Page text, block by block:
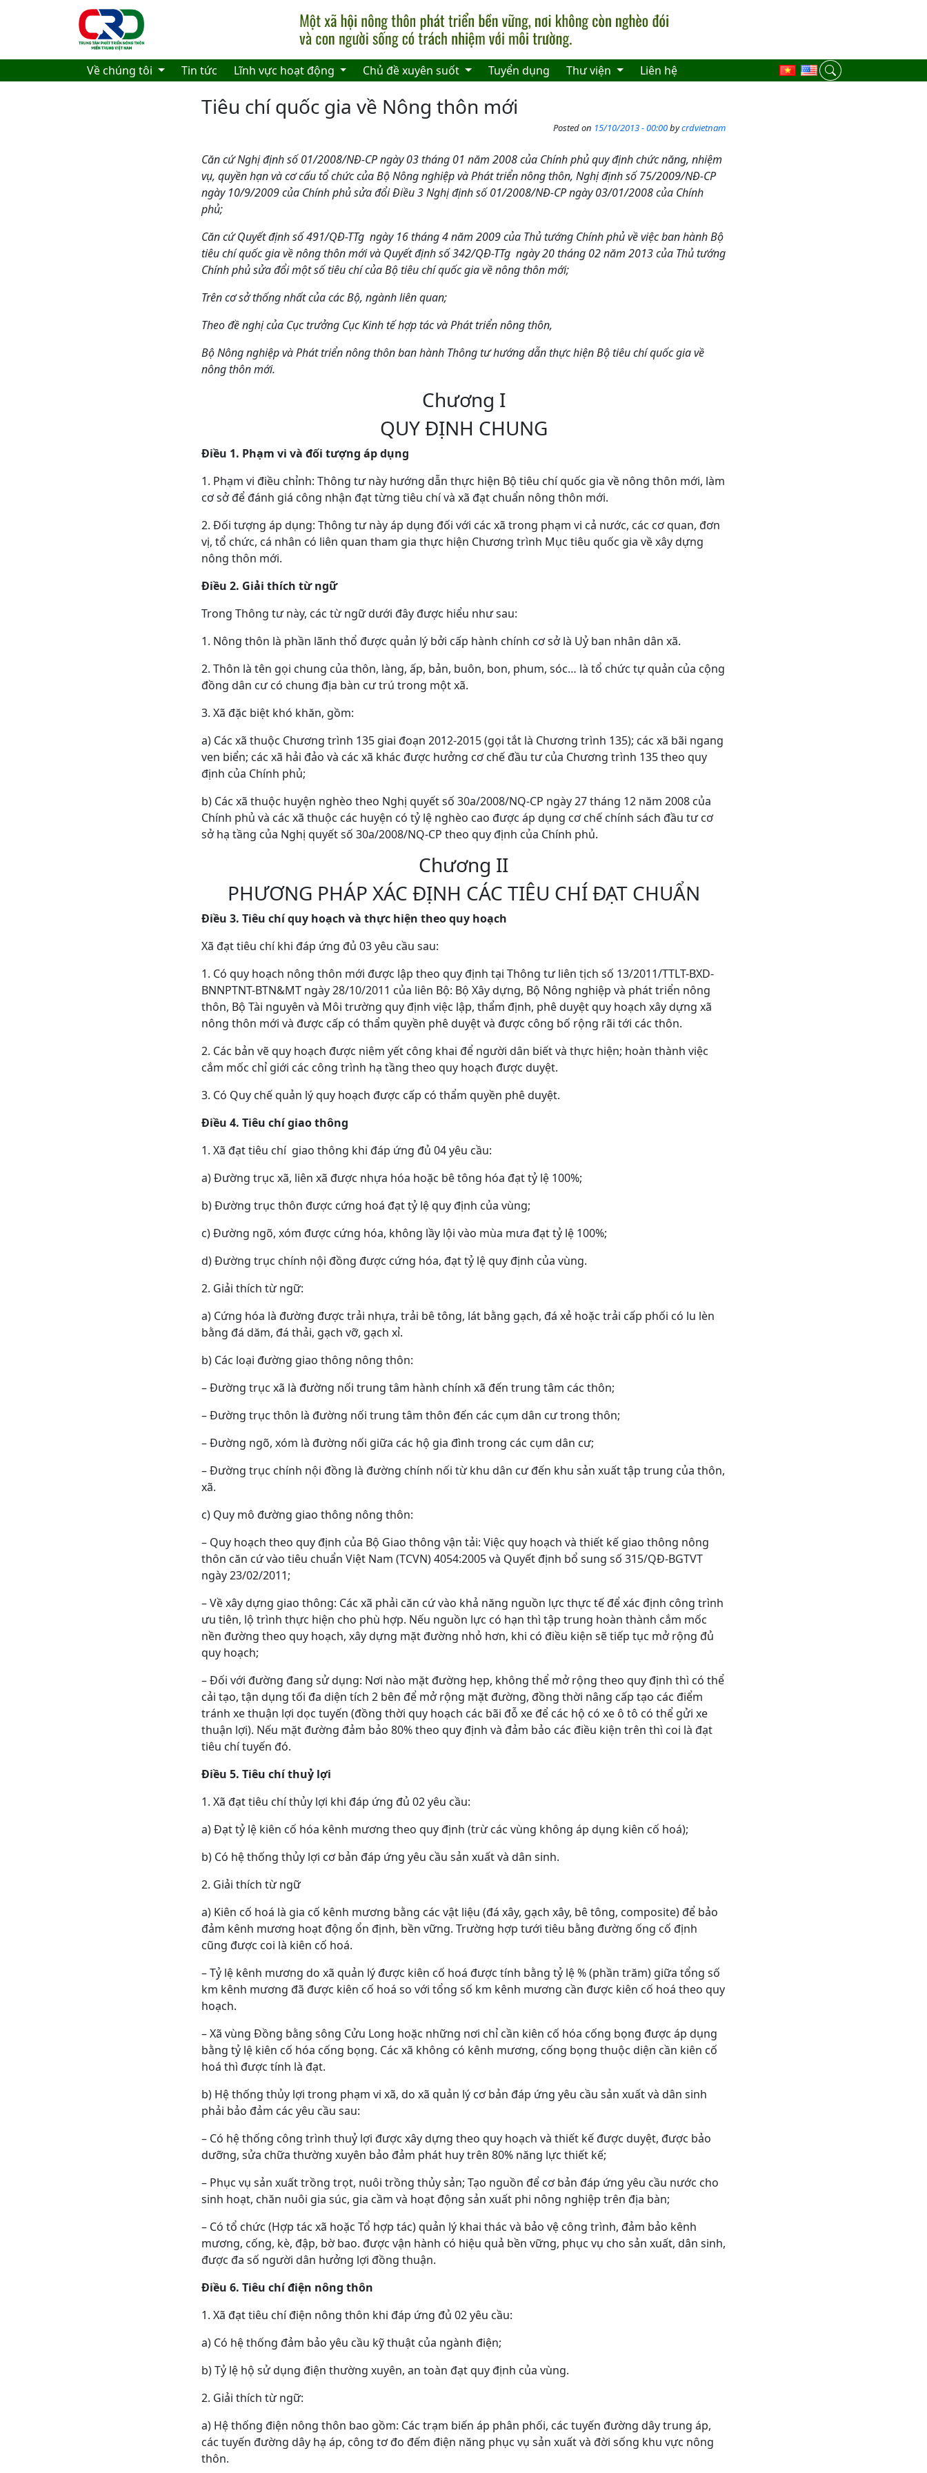
Skip to main content
Về chúng tôi Tin tức Lĩnh vực hoạt động Chủ đề xuyên suốt Tuyển dụng Thư viện Liên hệ
Tiêu chí quốc gia về Nông thôn mới
Posted on 15/10/2013 - 00:00bycrdvietnam
Căn cứ Nghị định số 01/2008/NĐ-CP ngày 03 tháng 01 năm 2008 của Chính phủ quy định chức năng, nhiệm
vụ, quyền hạn và cơ cấu tổ chức của Bộ Nông nghiệp và Phát triển nông thôn, Nghị định số 75/2009/NĐ-CP
ngày 10/9/2009 của Chính phủ sửa đổi Điều 3 Nghị định số 01/2008/NĐ-CP ngày 03/01/2008 của Chính
phủ;
Căn cứQuyết định số 491/QĐ-TTg ngày 16 tháng 4 năm 2009 của Thủ tướng Chính phủ về việc ban hành Bộ
tiêu chí quốc gia về nông thôn mới và Quyết định số 342/QĐ-TTg ngày 20 tháng 02 năm 2013 của Thủ tướng
Chính phủ sửa đổi một số tiêu chí của Bộ tiêu chí quốc gia về nông thôn mới;
Trên cơ sở thống nhất của các Bộ, ngành liên quan;
Theo đề nghị của Cục trưởng Cục Kinh tế hợp tác và Phát triển nông thôn,
BộNông nghiệp và Phát triển nông thôn ban hành Thông tư hướng dẫn thực hiện Bộ tiêu chí quốc gia về
nông thôn mới.
Chương I
QUY ĐỊNH CHUNG
Điều 1. Phạm vi và đối tượng áp dụng
1. Phạm vi điều chỉnh: Thông tư này hướng dẫn thực hiện Bộ tiêu chí quốc gia về nông thôn mới, làm
cơ sở để đánh giá công nhận đạt từng tiêu chí và xã đạt chuẩn nông thôn mới.
2. Đối tượng áp dụng: Thông tư này áp dụng đối với các xã trong phạm vi cả nước, các cơ quan, đơn
vị, tổ chức, cá nhân có liên quan tham gia thực hiện Chương trình Mục tiêu quốc gia về xây dựng
nông thôn mới.
Điều 2. Giải thích từ ngữ
Trong Thông tư này, các từ ngữ dưới đây được hiểu như sau:
1. Nông thôn là phần lãnh thổ được quản lý bởi cấp hành chính cơ sở là Uỷ ban nhân dân xã.
2. Thôn là tên gọi chung của thôn, làng, ấp, bản, buôn, bon, phum, sóc… là tổ chức tự quản của cộng
đồng dân cư có chung địa bàn cư trú trong một xã.
3. Xã đặc biệt khó khăn, gồm:
a) Các xã thuộc Chương trình 135 giai đoạn 2012-2015 (gọi tắt là Chương trình 135); các xã bãi ngang
ven biển; các xã hải đảo và các xã khác được hưởng cơ chế đầu tư của Chương trình 135 theo quy
định của Chính phủ;
b) Các xã thuộc huyện nghèo theo Nghị quyết số 30a/2008/NQ-CP ngày 27 tháng 12 năm 2008 của
Chính phủ và các xã thuộc các huyện có tỷ lệ nghèo cao được áp dụng cơ chế chính sách đầu tư cơ
sở hạ tầng của Nghị quyết số 30a/2008/NQ-CP theo quy định của Chính phủ.
Chương II
PHƯƠNG PHÁP XÁC ĐỊNH CÁC TIÊU CHÍ ĐẠT CHUẨN
Điều 3. Tiêu chíquy hoạch và thực hiện theo quy hoạch
Xã đạt tiêu chí khi đáp ứng đủ 03 yêu cầu sau:
1. Có quy hoạch nông thôn mới được lập theo quy định tại Thông tư liên tịch số 13/2011/TTLT-BXD-
BNNPTNT-BTN&MT ngày 28/10/2011 của liên Bộ: Bộ Xây dựng, Bộ Nông nghiệp và phát triển nông
thôn, Bộ Tài nguyên và Môi trường quy định việc lập, thẩm định, phê duyệt quy hoạch xây dựng xã
nông thôn mới và được cấp có thẩm quyền phê duyệt và được công bố rộng rãi tới các thôn.
2. Các bản vẽ quy hoạch được niêm yết công khai để người dân biết và thực hiện; hoàn thành việc
cắm mốc chỉ giới các công trình hạ tầng theo quy hoạch được duyệt.
3. Có Quy chế quản lý quy hoạch được cấp có thẩm quyền phê duyệt.
Điều 4. Tiêu chí giao thông
1. Xã đạt tiêu chí giao thông khi đáp ứng đủ 04 yêu cầu:
a) Đường trục xã, liên xã được nhựa hóa hoặc bê tông hóa đạt tỷ lệ 100%;
b) Đường trục thôn được cứng hoá đạt tỷ lệ quy định của vùng;
c) Đường ngõ, xóm được cứng hóa, không lầy lội vào mùa mưa đạt tỷ lệ 100%;
d) Đường trục chính nội đồng được cứng hóa, đạt tỷ lệ quy định của vùng.
2. Giải thích từ ngữ:
a) Cứng hóa là đường được trải nhựa, trải bê tông, lát bằng gạch, đá xẻ hoặc trải cấp phối có lu lèn
bằng đá dăm, đá thải, gạch vỡ, gạch xỉ.
b) Các loại đường giao thông nông thôn:
– Đường trục xã là đường nối trung tâm hành chính xã đến trung tâm các thôn;
– Đường trục thôn là đường nối trung tâm thôn đến các cụm dân cư trong thôn;
– Đường ngõ, xóm là đường nối giữa các hộ gia đình trong các cụm dân cư;
– Đường trục chính nội đồng là đường chính nối từ khu dân cư đến khu sản xuất tập trung của thôn,
xã.
c) Quy mô đường giao thông nông thôn:
– Quy hoạch theo quy định của Bộ Giao thông vận tải: Việc quy hoạch và thiết kế giao thông nông
thôn căn cứ vào tiêu chuẩn Việt Nam (TCVN) 4054:2005 và Quyết định bổ sung số 315/QĐ-BGTVT
ngày 23/02/2011;
– Về xây dựng giao thông: Các xã phải căn cứ vào khả năng nguồn lực thực tế để xác định công trình
ưu tiên, lộ trình thực hiện cho phù hợp. Nếu nguồn lực có hạn thì tập trung hoàn thành cắm mốc
nền đường theo quy hoạch, xây dựng mặt đường nhỏ hơn, khi có điều kiện sẽ tiếp tục mở rộng đủ
quy hoạch;
– Đối với đường đang sử dụng: Nơi nào mặt đường hẹp, không thể mở rộng theo quy định thì có thể
cải tạo, tận dụng tối đa diện tích 2 bên để mở rộng mặt đường, đồng thời nâng cấp tạo các điểm
tránh xe thuận lợi dọc tuyến (đồng thời quy hoạch các bãi đỗ xe để các hộ có xe ô tô có thể gửi xe
thuận lợi). Nếu mặt đường đảm bảo 80% theo quy định và đảm bảo các điều kiện trên thì coi là đạt
tiêu chí tuyến đó.
Điều 5. Tiêu chí thuỷ lợi
1. Xã đạt tiêu chí thủy lợi khi đáp ứng đủ 02 yêu cầu:
a) Đạt tỷ lệ kiên cố hóa kênh mương theo quy định (trừ các vùng không áp dụng kiên cố hoá);
b) Có hệ thống thủy lợi cơ bản đáp ứng yêu cầu sản xuất và dân sinh.
2. Giải thích từ ngữ
a) Kiên cố hoá là gia cố kênh mương bằng các vật liệu (đá xây, gạch xây, bê tông, composite) để bảo
đảm kênh mương hoạt động ổn định, bền vững. Trường hợp tưới tiêu bằng đường ống cố định
cũng được coi là kiên cố hoá.
– Tỷ lệ kênh mương do xã quản lý được kiên cố hoá được tính bằng tỷ lệ % (phần trăm) giữa tổng số
km kênh mương đã được kiên cố hoá so với tổng số km kênh mương cần được kiên cố hoá theo quy
hoạch.
– Xã vùng Đồng bằng sông Cửu Long hoặc những nơi chỉ cần kiên cố hóa cống bọng được áp dụng
bằng tỷ lệ kiên cố hóa cống bọng. Các xã không có kênh mương, cống bọng thuộc diện cần kiên cố
hoá thì được tính là đạt.
b) Hệ thống thủy lợi trong phạm vi xã, do xã quản lý cơ bản đáp ứng yêu cầu sản xuất và dân sinh
phải bảo đảm các yêu cầu sau:
– Có hệ thống công trình thuỷ lợi được xây dựng theo quy hoạch và thiết kế được duyệt, được bảo
dưỡng, sửa chữa thường xuyên bảo đảm phát huy trên 80% năng lực thiết kế;
– Phục vụ sản xuất trồng trọt, nuôi trồng thủy sản; Tạo nguồn để cơ bản đáp ứng yêu cầu nước cho
sinh hoạt, chăn nuôi gia súc, gia cầm và hoạt động sản xuất phi nông nghiệp trên địa bàn;
– Có tổ chức (Hợp tác xã hoặc Tổ hợp tác) quản lý khai thác và bảo vệ công trình, đảm bảo kênh
mương, cống, kè, đập, bờ bao. được vận hành có hiệu quả bền vững, phục vụ cho sản xuất, dân sinh,
được đa số người dân hưởng lợi đồng thuận.
Điều 6. Tiêu chí điện nông thôn
1. Xã đạt tiêu chí điện nông thôn khi đáp ứng đủ 02 yêu cầu:
a) Có hệ thống đảm bảo yêu cầu kỹ thuật của ngành điện;
b) Tỷ lệ hộ sử dụng điện thường xuyên, an toàn đạt quy định của vùng.
2. Giải thích từ ngữ:
a) Hệ thống điện nông thôn bao gồm: Các trạm biến áp phân phối, các tuyến đường dây trung áp,
các tuyến đường dây hạ áp, công tơ đo đếm điện năng phục vụ sản xuất và đời sống khu vực nông
thôn.